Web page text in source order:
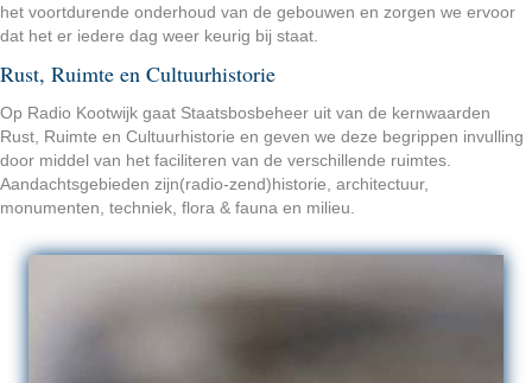
het voortdurende onderhoud van de gebouwen en zorgen we ervoor
dat het er iedere dag weer keurig bij staat.
Rust, Ruimte en Cultuurhistorie
Op Radio Kootwijk gaat Staatsbosbeheer uit van de kernwaarden
Rust, Ruimte en Cultuurhistorie en geven we deze begrippen invulling
door middel van het faciliteren van de verschillende ruimtes.
Aandachtsgebieden zijn(radio-zend)historie, architectuur,
monumenten, techniek, flora & fauna en milieu.